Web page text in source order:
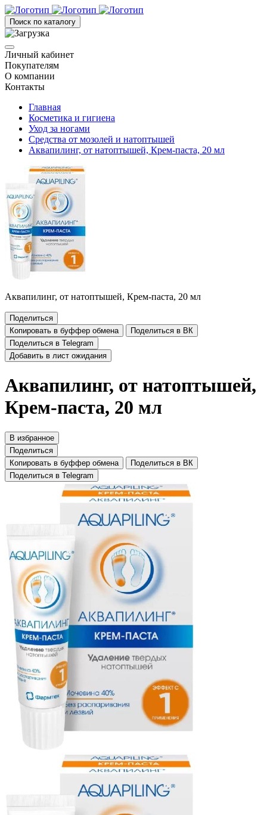
Поиск по каталогу
Личный кабинет
Покупателям
О компании
Контакты
Главная
Косметика и гигиена
Уход за ногами
Средства от мозолей и натоптышей
Аквапилинг, от натоптышей, Крем-паста, 20 мл
Аквапилинг, от натоптышей, Крем-паста, 20 мл
Поделиться
Копировать в буффер обмена
Поделиться в ВК
Поделиться в Telegram
Добавить в лист ожидания
Аквапилинг, от натоптышей,
Крем-паста, 20 мл
В избранное
Поделиться
Копировать в буффер обмена
Поделиться в ВК
Поделиться в Telegram